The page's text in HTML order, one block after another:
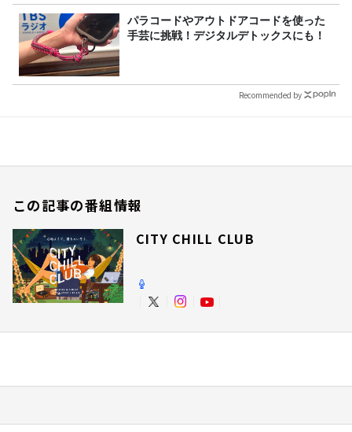
パラコードやアウトドアコードを使った
手芸に挑戦！デジタルデトックスにも！
Recommended by
この記事の番組情報
CITY CHILL CLUB